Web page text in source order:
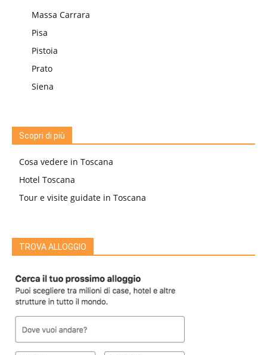
Massa Carrara
Pisa
Pistoia
Prato
Siena
Scopri di più
Cosa vedere in Toscana
Hotel Toscana
Tour e visite guidate in Toscana
TROVA ALLOGGIO